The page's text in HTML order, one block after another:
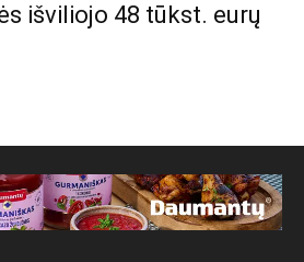
išviliojo 48 tūkst. eurų